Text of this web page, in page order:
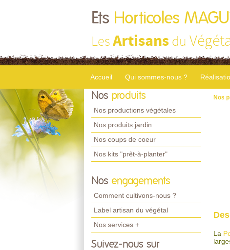
Ets Horticoles
LesArtisans du
Accueil Qui sommes-nous ?
Nos produits
Nos productions végétales
Nos produits jardin
Nos coups de coeur
Nos kits "prêt-à-planter"
Nos engagements
Comment cultivons-nous ?
Label artisan du végétal
Nos services +
Suivez-nous sur
Nos
La